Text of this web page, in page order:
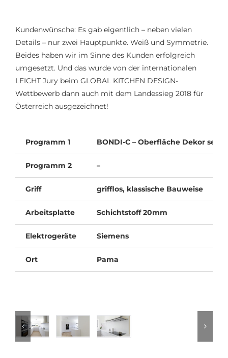
Kundenwünsche: Es gab eigentlich – neben vielen
Details – nur zwei Hauptpunkte. Weiß und Symmetrie.
Beides haben wir im Sinne des Kunden erfolgreich
umgesetzt. Und das wurde von der internationalen
LEICHT Jury beim GLOBAL KITCHEN DESIGN-
Wettbewerb dann auch mit dem Landessieg 2018 für
Österreich ausgezeichnet!
Programm 1 BONDI-C – Oberfläche Dekor
Programm 2 –
Griff grifflos, klassische Bauweise
Arbeitsplatte Schichtstoff 20mm
Elektrogeräte Siemens
Ort Pama